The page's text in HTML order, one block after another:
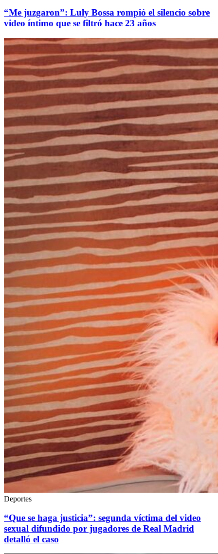
“Me juzgaron”: Luly Bossa rompió el silencio sobre
video íntimo que se filtró hace 23 años
Deportes
“Que se haga justicia”: segunda víctima del video
sexual difundido por jugadores de Real Madrid
detalló el caso